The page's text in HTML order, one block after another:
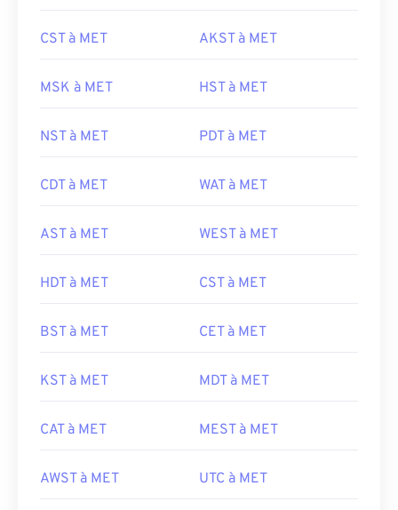
CST à MET AKST à MET
MSK à MET HST à MET
NST à MET PDT à MET
CDT à MET WAT à MET
AST à MET WEST à MET
HDT à MET CST à MET
BST à MET CET à MET
KST à MET MDT à MET
CAT à MET MEST à MET
AWST à MET UTC à MET